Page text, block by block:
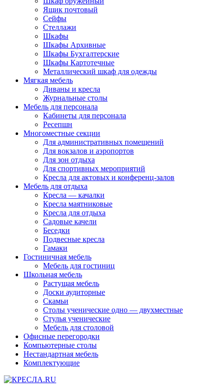
Ящик почтовый
Сейфы
Стеллажи
Шкафы
Шкафы Архивные
Шкафы Бухгалтерские
Шкафы Картотечные
Металлический шкаф для одежды
Мягкая мебель
Диваны и кресла
Журнальные столы
Мебель для персонала
Кабинеты для персонала
Ресепшн
Многоместные секции
Для административных помещений
Для вокзалов и аэропортов
Для зон отдыха
Для спортивных мероприятий
Кресла для актовых и конференц-залов
Мебель для отдыха
Кресла — качалки
Кресла маятниковые
Кресла для отдыха
Садовые качели
Беседки
Подвесные кресла
Гамаки
Гостиничная мебель
Мебель для гостиниц
Школьная мебель
Растущая мебель
Доски аудиторные
Скамьи
Столы ученические одно — двухместные
Стулья ученические
Мебель для столовой
Офисные перегородки
Компьютерные столы
Нестандартная мебель
Комплектующие